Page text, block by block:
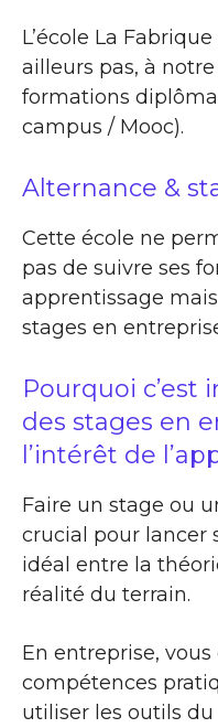
L’école La
ailleurs pas, à
formations
campus / Mooc).
Alternance &
Cette école ne
pas de suivre ses
apprentissage
stages en
Pourquoi c’est
des stages en
l’intérêt de
Faire un stage ou
crucial pour lancer
idéal entre la
réalité du terrain.
En entreprise,
compétences
utiliser les outils